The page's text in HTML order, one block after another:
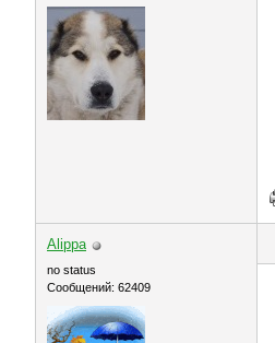
Alippa
no status
Сообщений: 62409